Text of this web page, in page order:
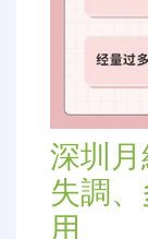
深圳
失調
用